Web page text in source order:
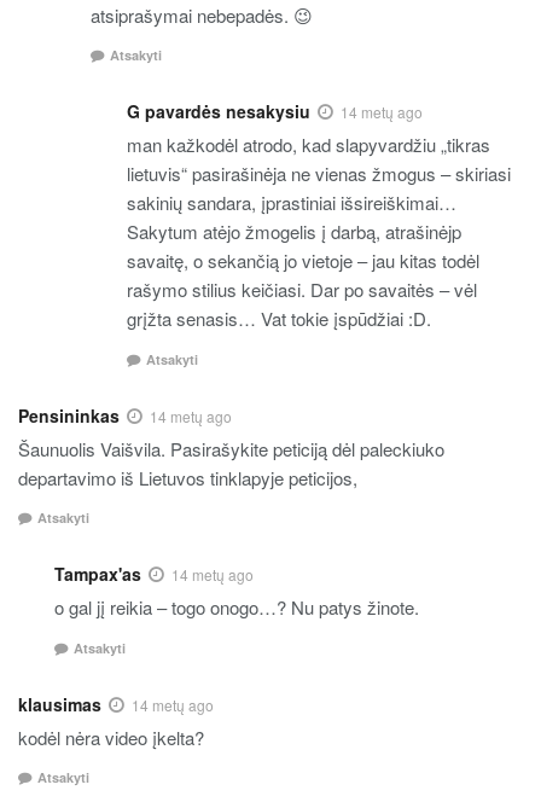
atsiprašymai nebepadės. 😉
Atsakyti
G pavardės nesakysiu 14 metų ago
man kažkodėl atrodo, kad slapyvardžiu „tikras
lietuvis“ pasirašinėja ne vienas žmogus – skiriasi
sakinių sandara, įprastiniai išsireiškimai…
Sakytum atėjo žmogelis į darbą, atrašinėjp
savaitę, o sekančią jo vietoje – jau kitas todėl
rašymo stilius keičiasi. Dar po savaitės – vėl
grįžta senasis… Vat tokie įspūdžiai :D.
Atsakyti
Pensininkas 14 metų ago
Šaunuolis Vaišvila. Pasirašykite peticiją dėl paleckiuko
departavimo iš Lietuvos tinklapyje peticijos,
Atsakyti
Tampax'as 14 metų ago
o gal jį reikia – togo onogo…? Nu patys žinote.
Atsakyti
klausimas 14 metų ago
kodėl nėra video įkelta?
Atsakyti